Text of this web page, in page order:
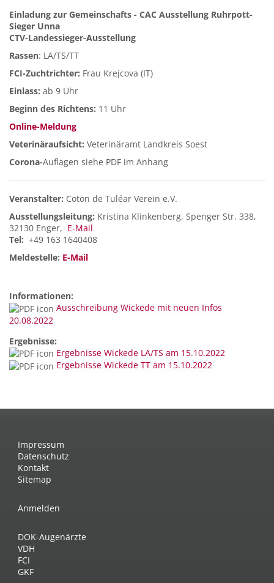
Einladung zur Gemeinschafts - CAC Ausstellung Ruhrpott-
Sieger Unna
CTV-Landessieger-Ausstellung
Rassen: LA/TS/TT
FCI-Zuchtrichter: Frau Krejcova (IT)
Einlass: ab 9 Uhr
Beginn des Richtens: 11 Uhr
Online-Meldung
Veterinäraufsicht: Veterinäramt Landkreis Soest
Corona-Auflagen siehe PDF im Anhang
Veranstalter: Coton de Tuléar Verein e.V.
Ausstellungsleitung: Kristina Klinkenberg, Spenger Str. 338,
32130 Enger, E-Mail
Tel: +49 163 1640408
Meldestelle: E-Mail
Informationen:
Ausschreibung Wickede mit neuen Infos
20.08.2022
Ergebnisse:
Ergebnisse Wickede LA/TS am 15.10.2022
Ergebnisse Wickede TT am 15.10.2022
Impressum
Datenschutz
Kontakt
Sitemap
Anmelden
DOK-Augenärzte
VDH
FCI
GKF